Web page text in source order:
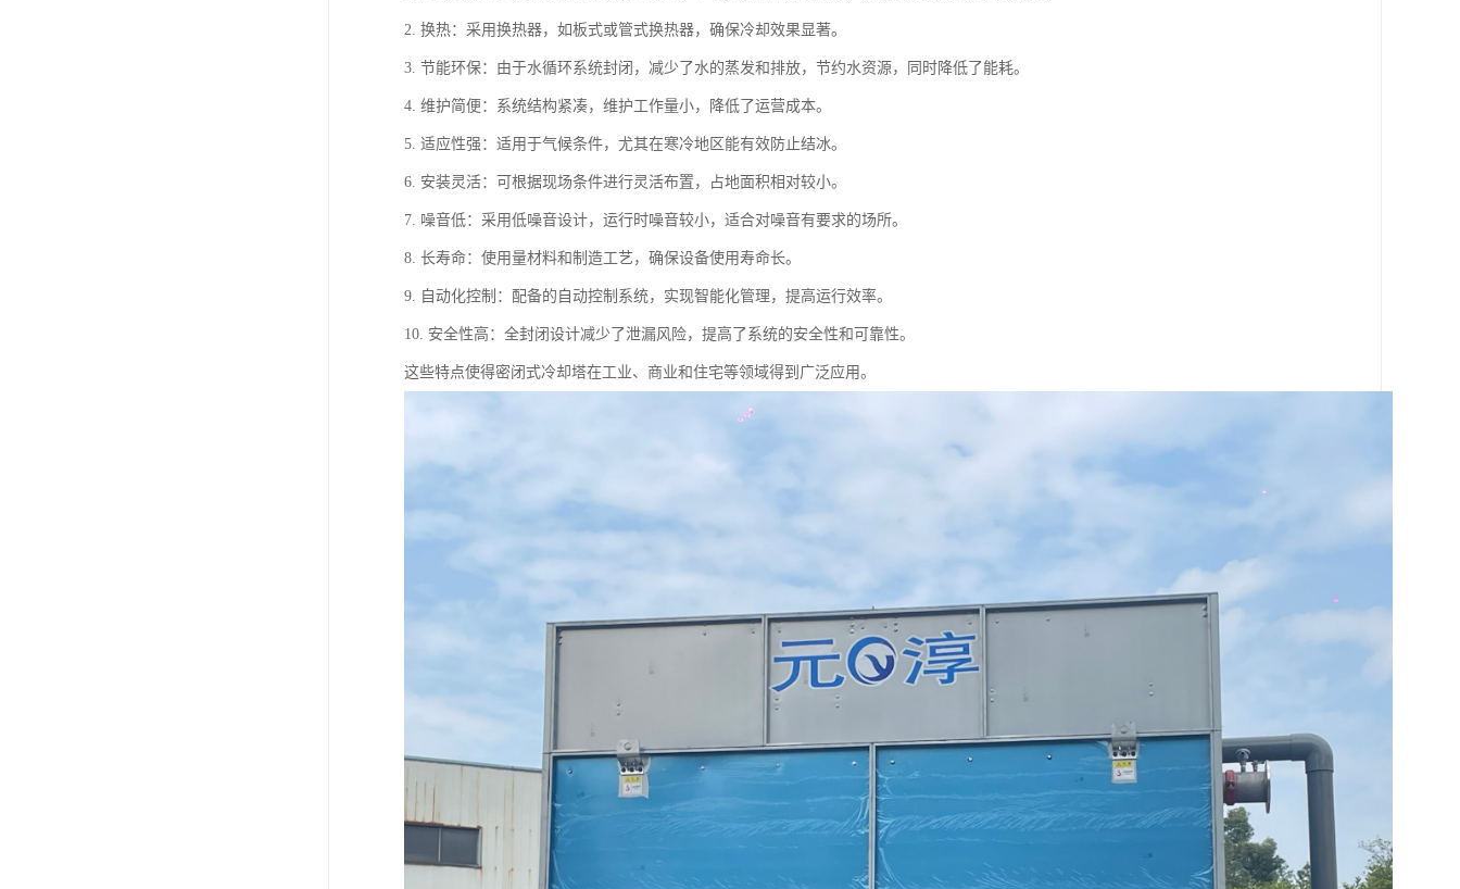
2. 换热：采用换热器，如板式或管式换热器，确保冷却效果显著。
3. 节能环保：由于水循环系统封闭，减少了水的蒸发和排放，节约水资源，同时降低了能耗。
4. 维护简便：系统结构紧凑，维护工作量小，降低了运营成本。
5. 适应性强：适用于气候条件，尤其在寒冷地区能有效防止结冰。
6. 安装灵活：可根据现场条件进行灵活布置，占地面积相对较小。
7. 噪音低：采用低噪音设计，运行时噪音较小，适合对噪音有要求的场所。
8. 长寿命：使用量材料和制造工艺，确保设备使用寿命长。
9. 自动化控制：配备的自动控制系统，实现智能化管理，提高运行效率。
10. 安全性高：全封闭设计减少了泄漏风险，提高了系统的安全性和可靠性。
这些特点使得密闭式冷却塔在工业、商业和住宅等领域得到广泛应用。